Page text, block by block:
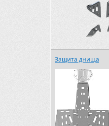
Защита днища